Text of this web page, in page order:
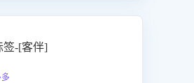
签-[客伴]